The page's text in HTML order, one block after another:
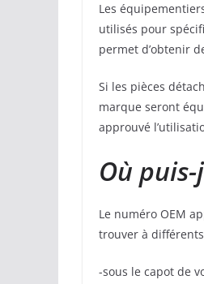
Les
utilisés pour
permet d’obtenir
Si les pièces
marque seront
approuvé
Où
Le numéro OEM
trouver à
-sous le capot de